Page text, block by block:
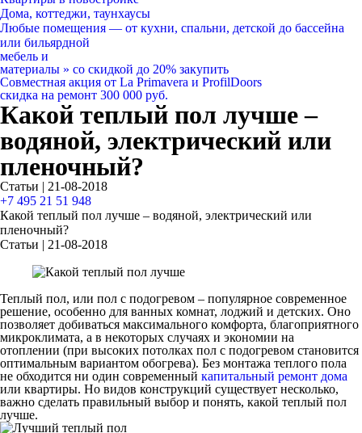
Дома, коттеджи, таунхаусы
Любые помещения — от кухни, спальни, детской до бассейна
или бильярдной
мебель и
материалы » со скидкой до 20% закупить
Совместная акция от La Primavera и ProfilDoors
скидка на ремонт 300 000 руб.
Какой теплый пол лучше –
водяной, электрический или
пленочный?
Статьи | 21-08-2018
+7 495 21 51 948
Какой теплый пол лучше – водяной, электрический или
пленочный?
Статьи | 21-08-2018
Теплый пол, или пол с подогревом – популярное современное
решение, особенно для ванных комнат, лоджий и детских. Оно
позволяет добиваться максимального комфорта, благоприятного
микроклимата, а в некоторых случаях и экономии на
отоплении (при высоких потолках пол с подогревом становится
оптимальным вариантом обогрева). Без монтажа теплого пола
не обходится ни один современный капитальный ремонт дома
или квартиры. Но видов конструкций существует несколько,
важно сделать правильный выбор и понять, какой теплый пол
лучше.